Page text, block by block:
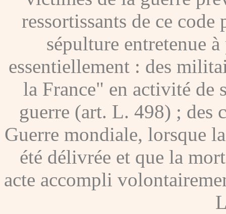
ressortissants de ce code
sépulture entretenue
essentiellement : des
la France" en activité de
guerre (art. L. 498) ; des
Guerre mondiale, lorsque
été délivrée et que la
acte accompli